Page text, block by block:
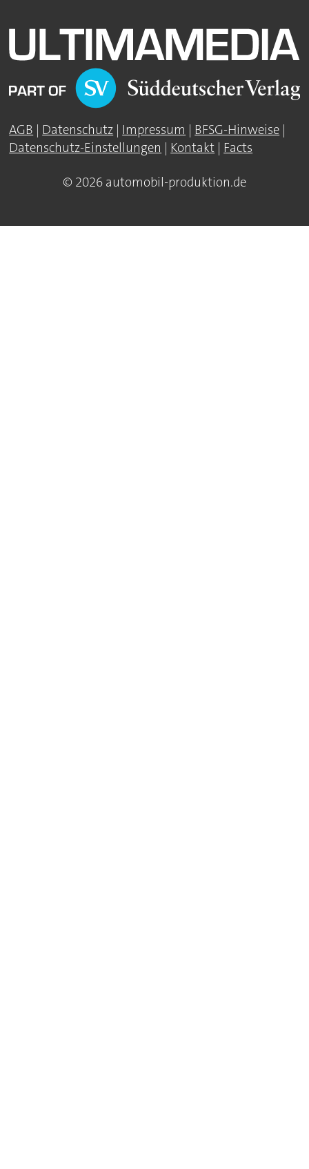
AGB | Datenschutz | Impressum | BFSG-Hinweise |
Datenschutz-Einstellungen | Kontakt | Facts
© 2026 automobil-produktion.de